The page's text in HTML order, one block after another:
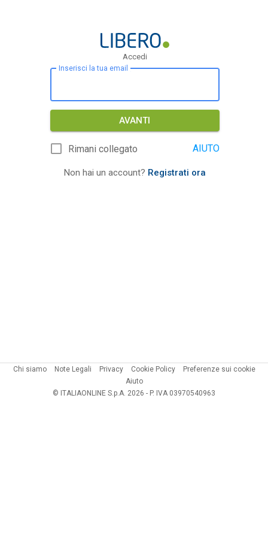
Accedi
Inserisci la tua email
AVANTI
Rimani collegato AIUTO
Non hai un account? Registrati ora
Chi siamo Note Legali Privacy Cookie Policy
Preferenze sui cookie
Aiuto
© ITALIAONLINE S.p.A. 2026 - P. IVA 03970540963